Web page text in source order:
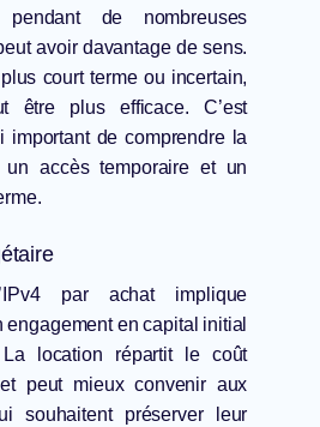
pendant de nombreuses
avoir davantage de sens.
court terme ou incertain,
être plus efficace. C’est
important de comprendre la
un accès temporaire et un
par achat implique
engagement en capital initial
La location répartit le coût
peut mieux convenir aux
souhaitent préserver leur